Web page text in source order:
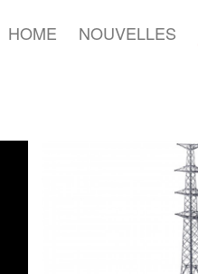
HOME NOUVELLES